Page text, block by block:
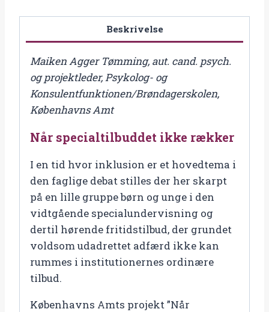
rækker
antal
Beskrivelse
Maiken Agger Tømming, aut. cand. psych.
og projektleder, Psykolog- og
Konsulentfunktionen/Brøndagerskolen,
Københavns Amt
Når specialtilbuddet ikke rækker
I en tid hvor inklusion er et hovedtema i
den faglige debat stilles der her skarpt
på en lille gruppe børn og unge i den
vidtgående specialundervisning og
dertil hørende fritidstilbud, der grundet
voldsom udadrettet adfærd ikke kan
rummes i institutionernes ordinære
tilbud.
Københavns Amts projekt ”Når